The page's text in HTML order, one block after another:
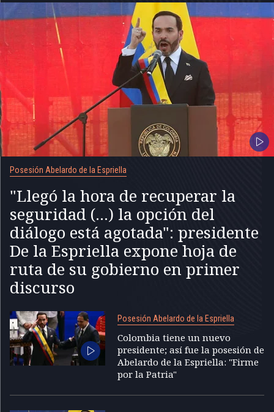
Posesión Abelardo de la Espriella
"Llegó la hora de recuperar la
seguridad (...) la opción del
diálogo está agotada": presidente
De la Espriella expone hoja de
ruta de su gobierno en primer
discurso
Posesión Abelardo de la Espriella
Colombia tiene un nuevo
presidente; así fue la posesión de
Abelardo de la Espriella: "Firme
por la Patria"